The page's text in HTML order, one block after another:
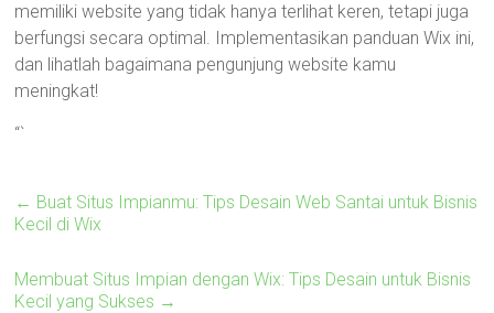
memiliki website yang tidak hanya terlihat keren, tetapi juga
berfungsi secara optimal. Implementasikan panduan Wix ini,
dan lihatlah bagaimana pengunjung website kamu
meningkat!
“`
← Buat Situs Impianmu: Tips Desain Web Santai untuk Bisnis
Kecil di Wix
Membuat Situs Impian dengan Wix: Tips Desain untuk Bisnis
Kecil yang Sukses →